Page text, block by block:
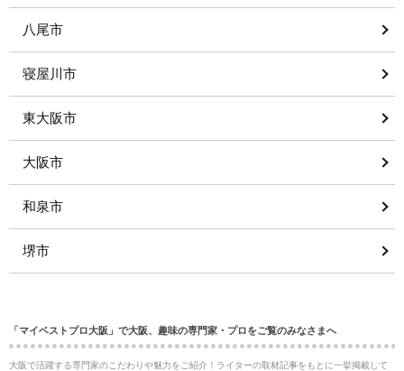
八尾市
寝屋川市
東大阪市
大阪市
和泉市
堺市
「マイベストプロ大阪」で大阪、趣味の専門家・プロをご覧のみなさまへ
大阪で活躍する専門家のこだわりや魅力をご紹介！ライターの取材記事をもとに一挙掲載して